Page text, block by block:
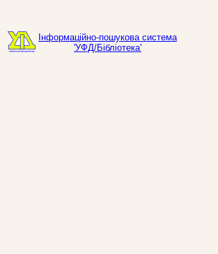
Інформаційно-пошукова система
'УФД/Бібліотека'